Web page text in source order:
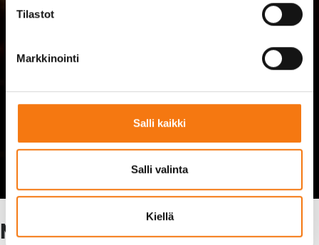
Tilastot
Markkinointi
Salli kaikki
Salli valinta
Kiellä
Näin noudat kiviaineksen